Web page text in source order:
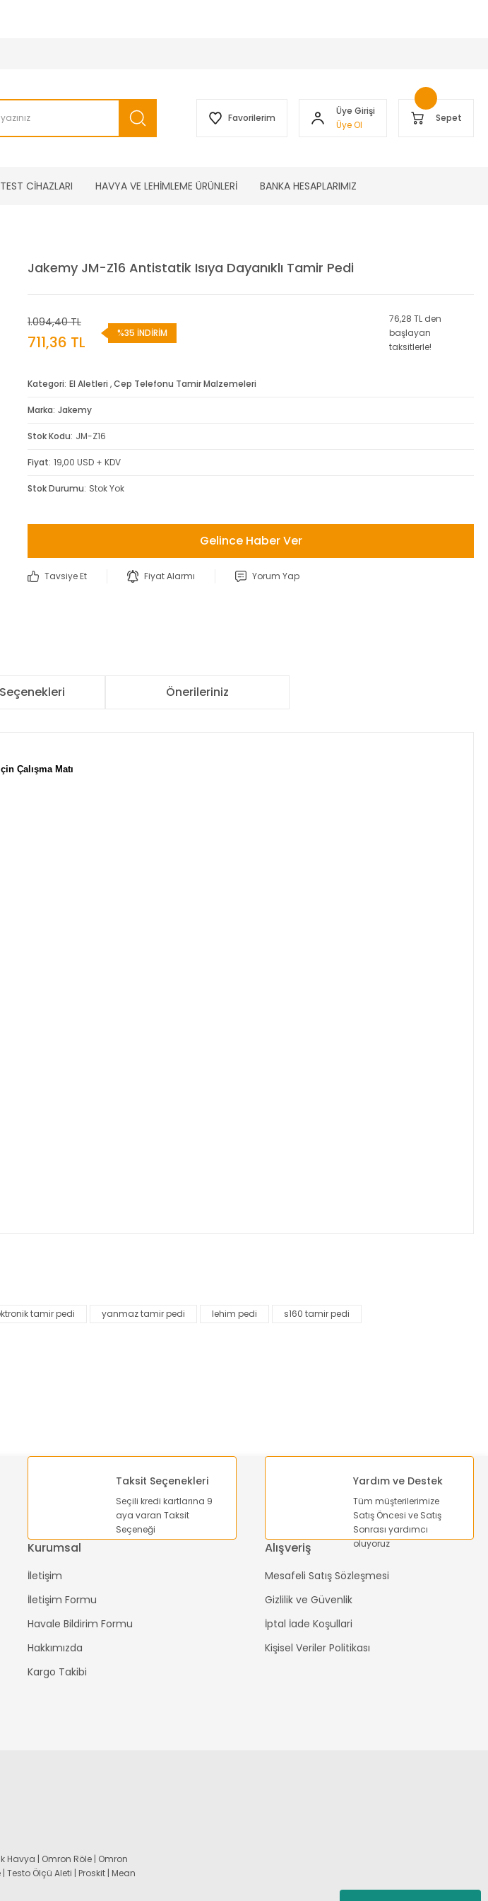
Favorilerim
Üye Girişi
Üye Ol
Sepet
CİHAZLARI HAVYA VE LEHİMLEME ÜRÜNLERİ BANKA HESAPLARIMIZ
Jakemy JM-Z16 Antistatik Isıya Dayanıklı Tamir Pedi
1.094,40 TL
711,36 TL %35 İNDİRİM
76,28 TL den
başlayan
taksitlerle!
Kategori El Aletleri ,Cep Telefonu Tamir Malzemeleri
Marka Jakemy
Stok Kodu JM-Z16
Fiyat 19,00 USD + KDV
Stok Durumu Stok Yok
Gelince Haber Ver
Tavsiye Et Fiyat Alarmı Yorum Yap
Önerileriniz
Çalışma Matı
tamir pedi yanmaz tamir pedi lehim pedi
s160 tamir pedi
Taksit Seçenekleri
Seçili kredi kartlarına 9
aya varan Taksit
Seçeneği
Yardım ve Destek
Tüm müşterilerimize
Satış Öncesi ve Satış
Sonrası yardımcı
oluyoruz
Kurumsal
İletişim
İletişim Formu
Havale Bildirim Formu
Hakkımızda
Kargo Takibi
Alışveriş
Mesafeli Satış Sözleşmesi
Gizlilik ve Güvenlik
İptal İade Koşullari
Kişisel Veriler Politikası
Havya | Omron Röle | Omron
Testo Ölçü Aleti | Proskit | Mean